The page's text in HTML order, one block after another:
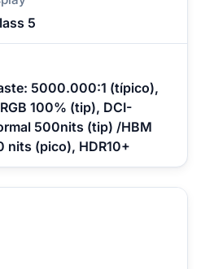
5
5000.000:1 (típico),
100% (tip), DCI-
500nits (tip) /HBM
(pico), HDR10+